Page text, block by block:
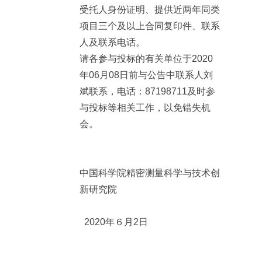
受托人身份证明、提供近两年同类
项目三个及以上合同复印件、联系
人及联系电话。
请各参与投标的有关单位于2020
年06月08日前与公告中联系人刘
斌联系，电话：87198711及时参
与投标等相关工作，以免错失机
会。
中国科学院精密测量科学与技术创
新研究院
2020年６月2日